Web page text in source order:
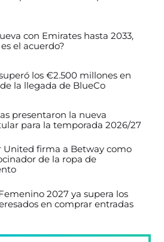
con Emirates hasta 2033,
el acuerdo?
los €2.500 millones en
la llegada de BlueCo
presentaron la nueva
para la temporada 2026/27
United firma a Betway como
de la ropa de
2027 ya supera los
en comprar entradas